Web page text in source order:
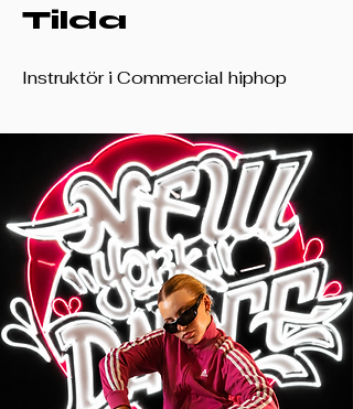
Tilda
Instruktör i Commercial hiphop